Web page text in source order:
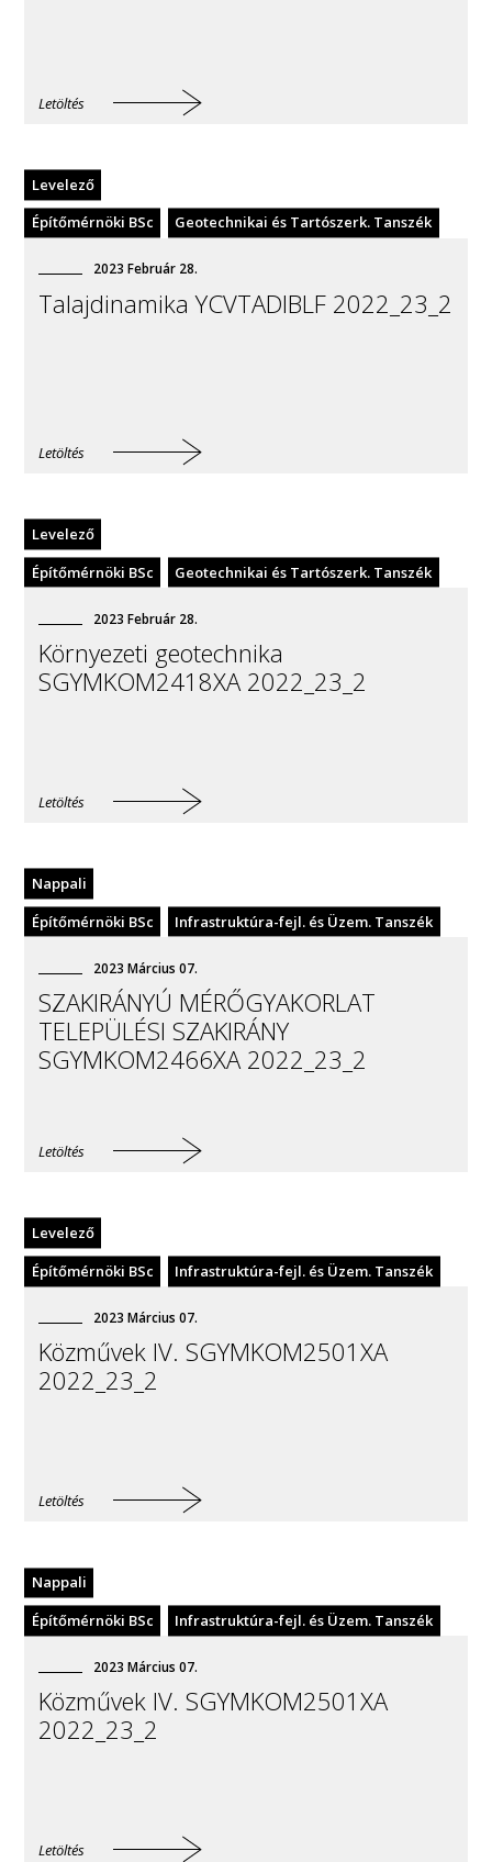
Letöltés
Építőmérnöki BSc Geotechnikai és Tartószerk. Tanszék
Levelező
2023 Február 28.
Talajdinamika YCVTADIBLF 2022_23_2
Letöltés
Építőmérnöki BSc Geotechnikai és Tartószerk. Tanszék
Levelező
2023 Február 28.
Környezeti geotechnika
SGYMKOM2418XA 2022_23_2
Letöltés
Építőmérnöki BSc Infrastruktúra-fejl. és Üzem. Tanszék
Nappali
2023 Március 07.
SZAKIRÁNYÚ MÉRŐGYAKORLAT
TELEPÜLÉSI SZAKIRÁNY
SGYMKOM2466XA 2022_23_2
Letöltés
Építőmérnöki BSc Infrastruktúra-fejl. és Üzem. Tanszék
Levelező
2023 Március 07.
Közművek IV. SGYMKOM2501XA
2022_23_2
Letöltés
Építőmérnöki BSc Infrastruktúra-fejl. és Üzem. Tanszék
Nappali
2023 Március 07.
Közművek IV. SGYMKOM2501XA
2022_23_2
Letöltés